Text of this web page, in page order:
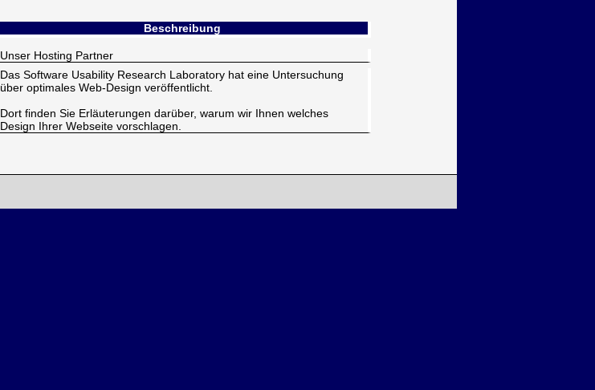
Beschreibung
Unser Hosting Partner
Das Software Usability Research Laboratory hat eine Untersuchung
über optimales Web-Design veröffentlicht.
Dort finden Sie Erläuterungen darüber, warum wir Ihnen welches
Design Ihrer Webseite vorschlagen.